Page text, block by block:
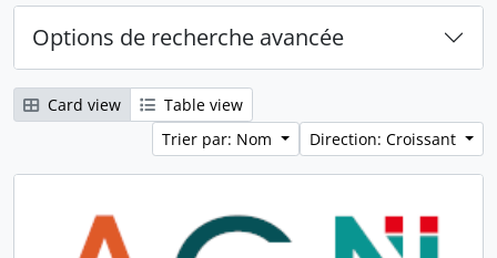
Options de recherche avancée
Card view
Table view
Trier par: Nom
Direction: Croissant